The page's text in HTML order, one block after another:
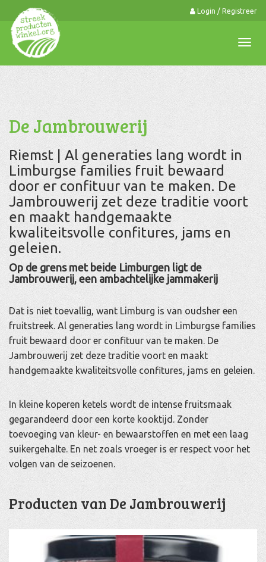
Login / Registreer
De Jambrouwerij
Riemst | Al generaties lang wordt in
Limburgse families fruit bewaard
door er confituur van te maken. De
Jambrouwerij zet deze traditie voort
en maakt handgemaakte
kwaliteitsvolle confitures, jams en
geleien.
Op de grens met beide Limburgen ligt de
Jambrouwerij, een ambachtelijke jammakerij
Dat is niet toevallig, want Limburg is van oudsher een
fruitstreek. Al generaties lang wordt in Limburgse families
fruit bewaard door er confituur van te maken. De
Jambrouwerij zet deze traditie voort en maakt
handgemaakte kwaliteitsvolle confitures, jams en geleien.
In kleine koperen ketels wordt de intense fruitsmaak
gegarandeerd door een korte kooktijd. Zonder
toevoeging van kleur- en bewaarstoffen en met een laag
suikergehalte. En net zoals vroeger is er respect voor het
volgen van de seizoenen.
Producten van De Jambrouwerij